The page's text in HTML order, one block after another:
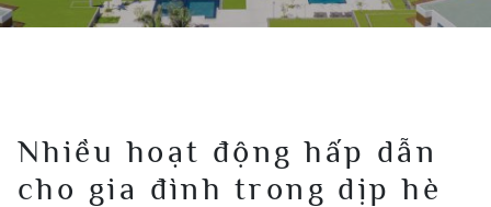
Nhiều hoạt động hấp dẫn
cho gia đình trong dịp hè